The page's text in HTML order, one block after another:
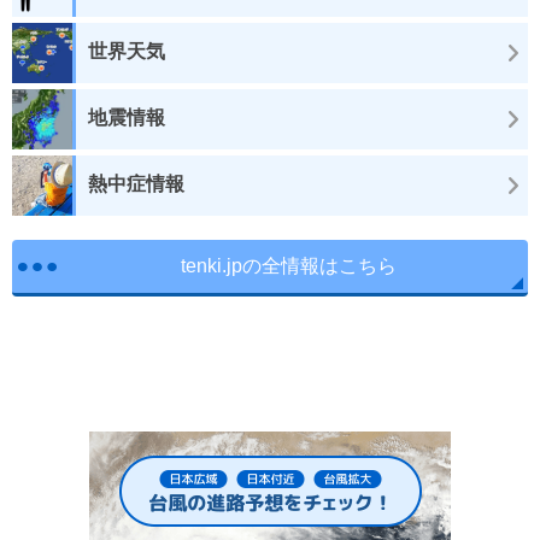
世界天気
地震情報
熱中症情報
tenki.jpの全情報はこちら